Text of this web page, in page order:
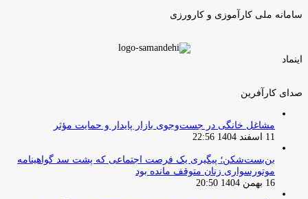
سامانه ملی کارآموزی و کارورزی
اینماد
صدای کارآفرین
مشاغل خانگی در جست‌وجوی بازار پایدار و حمایت مؤثر
11 اسفند 1404 22:56
بن‌بست‌شکن؛ پیگیری یک فرصت اجتماعی که پشت سد گواهینامه
موتورسواری زنان متوقف مانده بود
16 بهمن 1404 20:50